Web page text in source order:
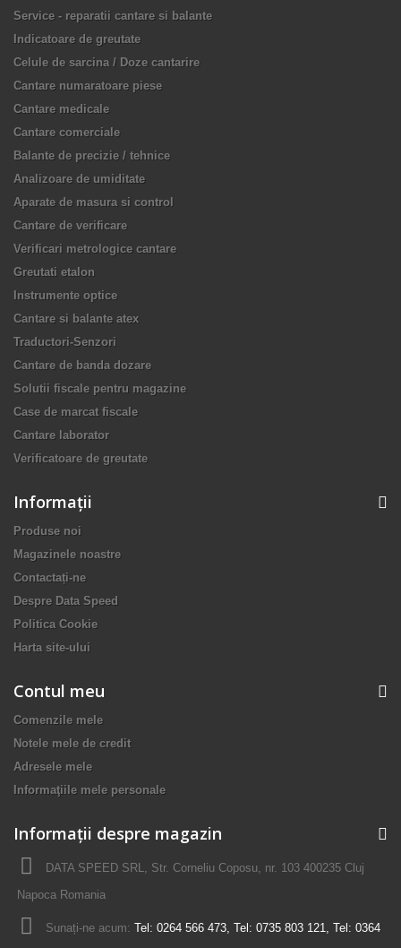
Service - reparatii cantare si balante
Indicatoare de greutate
Celule de sarcina / Doze cantarire
Cantare numaratoare piese
Cantare medicale
Cantare comerciale
Balante de precizie / tehnice
Analizoare de umiditate
Aparate de masura si control
Cantare de verificare
Verificari metrologice cantare
Greutati etalon
Instrumente optice
Cantare si balante atex
Traductori-Senzori
Cantare de banda dozare
Solutii fiscale pentru magazine
Case de marcat fiscale
Cantare laborator
Verificatoare de greutate
Informaţii
Produse noi
Magazinele noastre
Contactați-ne
Despre Data Speed
Politica Cookie
Harta site-ului
Contul meu
Comenzile mele
Notele mele de credit
Adresele mele
Informaţiile mele personale
Informații despre magazin
DATA SPEED SRL, Str. Corneliu Coposu, nr. 103 400235 Cluj
Napoca Romania
Sunați-ne acum: Tel: 0264 566 473, Tel: 0735 803 121, Tel: 0364